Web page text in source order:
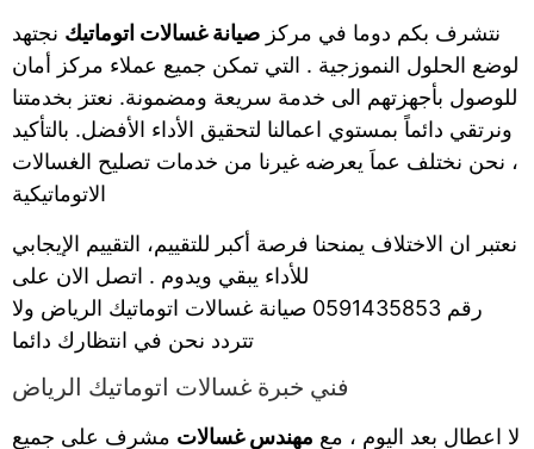
نتشرف بكم دوما في مركز صيانة غسالات اتوماتيك نجتهد
لوضع الحلول النموزجية . التي تمكن جميع عملاء مركز أمان
للوصول بأجهزتهم الى خدمة سريعة ومضمونة. نعتز بخدمتنا
ونرتقي دائماً بمستوي اعمالنا لتحقيق الأداء الأفضل. بالتأكيد
، نحن نختلف عماَ يعرضه غيرنا من خدمات تصليح الغسالات
الاتوماتيكية
نعتبر ان الاختلاف يمنحنا فرصة أكبر للتقييم، التقييم الإيجابي
للأداء يبقي ويدوم . اتصل الان على
رقم 0591435853 صيانة غسالات اتوماتيك الرياض ولا
تتردد نحن في انتظارك دائما
فني خبرة غسالات اتوماتيك الرياض
لا اعطال بعد اليوم ، مع مهندس غسالات مشرف على جميع